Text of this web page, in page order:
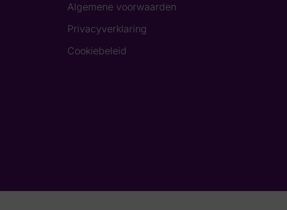
Algemene voorwaarden
Privacyverklaring
Cookiebeleid